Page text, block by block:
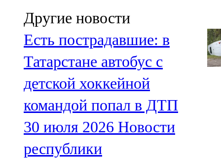
Другие новости
Есть пострадавшие: в
Татарстане автобус с
детской хоккейной
командой попал в ДТП
30 июля 2026 Новости
республики